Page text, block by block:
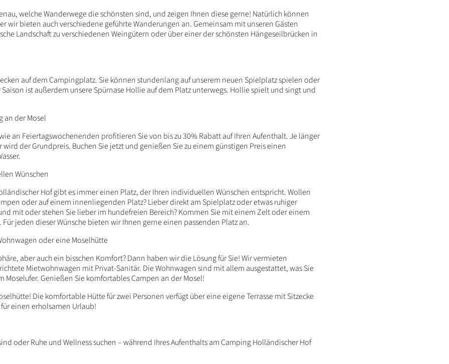
welche Wanderwege die schönsten sind, und zeigen Ihnen diese gerne! Natürlich können
wir bieten auch verschiedene geführte Wanderungen an. Gemeinsam mit unseren Gästen
Landschaft zu verschiedenen Weingütern oder über einer der schönsten Hängeseilbrücken in
auf dem Campingplatz. Sie können stundenlang auf unserem neuen Spielplatz spielen oder
ist außerdem unsere Spürnase Hollie auf dem Platz unterwegs. Hollie spielt und singt und
an der Mosel
an Feiertagswochenenden profitieren Sie von bis zu 30% Rabatt auf Ihren Aufenthalt. Je länger
der Grundpreis. Buchen Sie jetzt und genießen Sie zu einem günstigen Preis einen
Wünschen
Hof gibt es immer einen Platz, der Ihren individuellen Wünschen entspricht. Wollen
oder auf einem innenliegenden Platz? Lieber direkt am Spielplatz oder etwas ruhiger
mit oder stehen Sie lieber im hundefreien Bereich? Kommen Sie mit einem Zelt oder einem
jeden dieser Wünsche bieten wir Ihnen gerne einen passenden Platz an.
oder eine Moselhütte
aber auch ein bisschen Komfort? Dann haben wir die Lösung für Sie! Wir vermieten
Mietwohnwagen mit Privat-Sanitär. Die Wohnwagen sind mit allem ausgestattet, was Sie
Moselufer. Genießen Sie komfortables Campen an der Mosel!
Die komfortable Hütte für zwei Personen verfügt über eine eigene Terrasse mit Sitzecke
einen erholsamen Urlaub!
oder Ruhe und Wellness suchen – während Ihres Aufenthalts am Camping Holländischer Hof